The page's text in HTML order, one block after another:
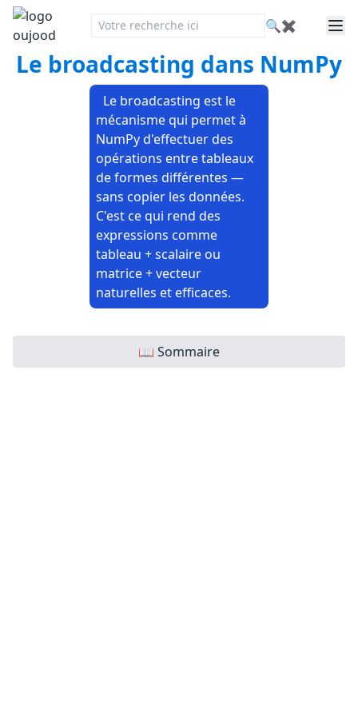
🔍 ✖
Le broadcasting dans NumPy
Le broadcasting est le
mécanisme qui permet à
NumPy d'effectuer des
opérations entre tableaux
de formes différentes —
sans copier les données.
C'est ce qui rend des
expressions comme
tableau + scalaire ou
matrice + vecteur
naturelles et efficaces.
📖 Sommaire